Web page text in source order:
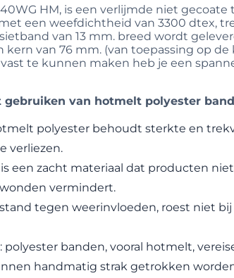
HM, is een verlijmde niet gecoate
een weefdichtheid van 3300 dtex,
van 13 mm. breed wordt
kern van 76 mm. (van toepassing op de
te kunnen maken heb je een
gebruiken van hotmelt polyester band
polyester behoudt sterkte en
verliezen.
een zacht materiaal dat producten
vermindert.
tegen weerinvloeden, roest niet
banden, vooral hotmelt,
handmatig strak getrokken